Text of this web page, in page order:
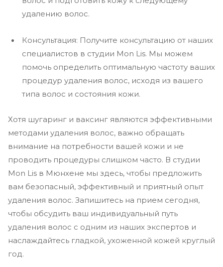
удалению волос.
Консультация: Получите консультацию от наших
специалистов в студии Mon Lis. Мы можем
помочь определить оптимальную частоту ваших
процедур удаления волос, исходя из вашего
типа волос и состояния кожи.
Хотя шугаринг и ваксинг являются эффективными
методами удаления волос, важно обращать
внимание на потребности вашей кожи и не
проводить процедуры слишком часто. В студии
Mon Lis в Мюнхене мы здесь, чтобы предложить
вам безопасный, эффективный и приятный опыт
удаления волос. Запишитесь на прием сегодня,
чтобы обсудить ваш индивидуальный путь
удаления волос с одним из наших экспертов и
наслаждайтесь гладкой, ухоженной кожей круглый
год.